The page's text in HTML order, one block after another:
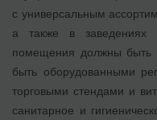
с универсальным
а также в заведениях
помещения должны быть
быть оборудованными
торговыми стендами и
санитарное и